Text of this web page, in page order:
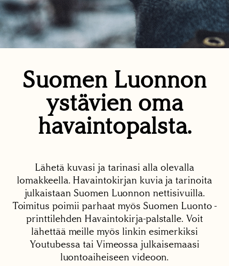
Suomen Luonnon
ystävien oma
havaintopalsta.
Lähetä kuvasi ja tarinasi alla olevalla
lomakkeella. Havaintokirjan kuvia ja tarinoita
julkaistaan Suomen Luonnon nettisivuilla.
Toimitus poimii parhaat myös Suomen Luonto -
printtilehden Havaintokirja-palstalle. Voit
lähettää meille myös linkin esimerkiksi
Youtubessa tai Vimeossa julkaisemaasi
luontoaiheiseen videoon.